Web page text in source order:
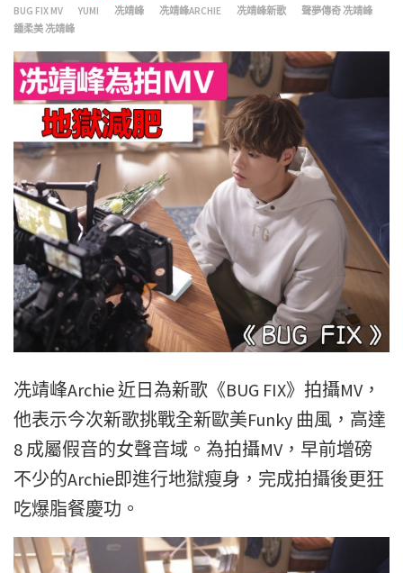
BUG FIX MV
YUMI 冼靖峰 冼靖峰ARCHIE 冼靖峰新歌
聲夢傳奇 冼靖峰
鍾柔美 冼靖峰
冼靖峰Archie 近日為新歌《​​BUG FIX》拍攝MV，
他表示今次新歌挑戰全新歐美Funky 曲風，高達
8 成屬假音的女聲音域。為拍攝MV，早前增磅
不少的Archie即進行地獄瘦身，完成拍攝後更狂
吃爆脂餐慶功。